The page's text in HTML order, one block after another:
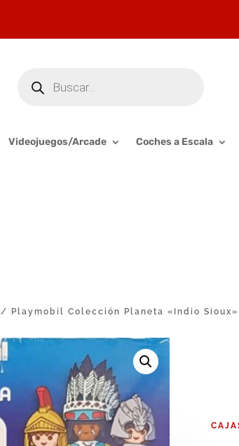
productos
Videojuegos/Arcade Coches a Escala
/ Playmobil Colección Planeta «Indio Sioux»